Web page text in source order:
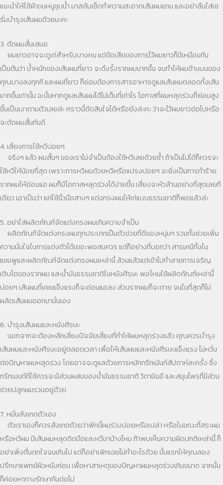
แนะนำให้ใช้ผ้าขนหนูชุบน้ำ มาสลับเช็ดทำความสะอาดเส้นผมแทน และอย่าลืมใส่เซ
รั่มบำรุงเส้นผมด้วยนะคะ
3. ตัดผมสั้นเสมอ
ผมยาวอาจจะดูเท่สำหรับบางคน แต่ข้อเสียของการไว้ผมยาวก็มีเหมือนกัน
เป็นต้นว่า น้ำหนักของเส้นผมที่ยาว จะดึงรั้งรากผมมากขึ้น จนทำให้ผมด้านบนของ
คุณบางลงทุกที และผมที่ยาว ก็ย่อมต้องการสารอาหารดูแลเส้นผมตลอดทั้งเส้น
มากขึ้นเท่านั้น ฉะนั้นหากดูแลเส้นผมได้ไม่เต็มที่เท่าไร โอกาสที่ผมหลุดร่วงก็ย่อมสูง
ขึ้นเป็นเงาตามตัวเลยล่ะ คราวนี้ตัดสินใจได้หรือยังล่ะคะ ว่าจะไว้ผมยาวต่อไปหรือ
จะตัดผมสั้นกันดี
4. เลี่ยงการใช้หวีบ่อยๆ
จริงๆ แล้ว ผมสั้นๆ ของเราไม่จำเป็นต้องใช้หวีเลยด้วยซ้ำ ถ้าเป็นไปได้ก็ควรจะ
ใช้หวีให้น้อยที่สุด เพราะการหวีผมด้วยหวีหรือแปรงบ่อยๆ จะยิ่งเป็นการทำร้าย
รากผมให้อ่อนแอ ผมก็มีโอกาสหลุดร่วงได้ง่ายขึ้น เสี่ยงจะหัวล้านอย่างที่สุดเลยที
เดียว เอาเป็นว่า แค่ใช้นิ้วมือสางๆ แต่งทรงผมให้เท่แบบธรรมชาติก็พอแล้วล่ะ
5. อย่าใส่ผลิตภัณฑ์จัดแต่งทรงผมเกินความจำเป็น
ผลิตภัณฑ์จัดแต่งทรงผมทุกประเภทเป็นตัวช่วยที่ดีของหนุ่มๆ รวมทั้งช่วยเพิ่ม
ความมั่นใจในการแต่งตัวได้เยอะพอสมควร แต่ก็อย่างที่บอกว่า สารเคมีทั้งใน
แชมพูและผลิตภัณฑ์จัดแต่งทรงผมเหล่านี้ ล้วนแล้วแต่เข้าไปทำลายการเจริญ
เติบโตของรากผม และน้ำมันธรรมชาติในหนังศีรษะ พอโหมใช้ผลิตภัณฑ์เหล่านี้
บ่อยๆ เส้นผมที่เคยแข็งแรงก็จะอ่อนแอลง ส่วนรากผมก็จะตาย จนในที่สุดก็ไม่
ผลิตเส้นผมออกมานั่นเอง
6. บำรุงเส้นผมและหนังศีรษะ
นอกจากจะต้องหลีกเลี่ยงปัจจัยเสี่ยงที่ทำให้ผมหลุดร่วงแล้ว คุณควรบำรุง
เส้นผมและหนังศีรษะอยู่ตลอดเวลา เพื่อให้เส้นผมและหนังศีรษะแข็งแรง ไม่หวั่น
ต่อปัญหาผมหลุดร่วง โดยอาจจะดูแลด้วยการหมักทรีทเม้นท์สัปดาห์ละครั้ง ซึ่ง
ทรีทเมนท์ที่ใช้ควรจะมีส่วนผสมของน้ำมันธรรมชาติ วิตามินอี และสมุนไพรที่มีส่วน
ช่วยปลูกผมรวมอยู่ด้วย
7. หมั่นสังเกตตัวเอง
ตัวเราเองก็ควรสังเกตด้วยว่าพักนี้ผมร่วงบ่อยหรือเปล่า หรือในขณะที่สระผม
หรือหวีผม มีเส้นผมหลุดติดมือและหวีมาบ้างไหม ถ้าพบเห็นความผิดปกติเหล่านี้ ก็
อย่าเพิ่งตื่นตกใจจนเกินไป แต่ก็อย่าเพิกเฉยไม่ทำอะไรด้วย ขั้นแรกให้คุณลอง
ปรึกษาแพทย์ผิวหนังก่อน เพื่อหาสาเหตุของปัญหาผมหลุดร่วงเกินขนาด จากนั้น
ก็ค่อยหาทางรักษากันต่อไป